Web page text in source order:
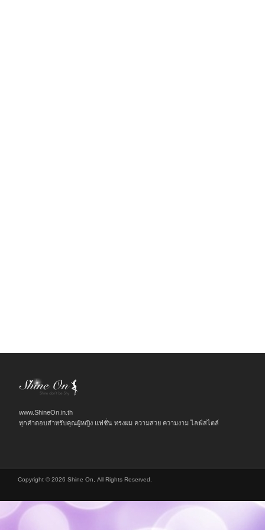
www.ShineOn.in.th
ทุกคำตอบสำหรับคุณผู้หญิง แฟชั่น ทรงผม ความสวย ความงาม ไลฟ์สไตล์
Copyright © 2026 Shine On, All Rights Reserved.